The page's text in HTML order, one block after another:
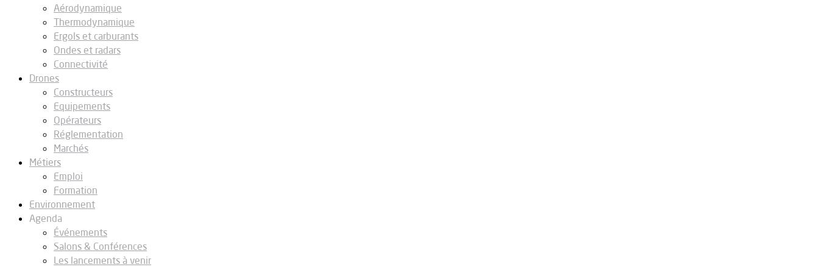
Aérodynamique
Thermodynamique
Ergols et carburants
Ondes et radars
Connectivité
Drones
Constructeurs
Equipements
Opérateurs
Réglementation
Marchés
Métiers
Emploi
Formation
Environnement
Agenda
Événements
Salons & Conférences
Les lancements à venir